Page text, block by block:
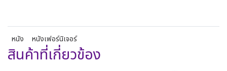
หนัง หนังเฟอร์นิเจอร์
สินค้าที่เกี่ยวข้อง